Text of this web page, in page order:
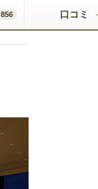
856 口コミ